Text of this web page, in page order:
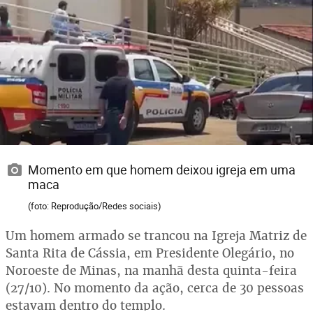
Momento em que homem deixou igreja em uma
maca
(foto: Reprodução/Redes sociais)
Um homem armado se trancou na Igreja Matriz de
Santa Rita de Cássia, em Presidente Olegário, no
Noroeste de Minas, na manhã desta quinta-feira
(27/10). No momento da ação, cerca de 30 pessoas
estavam dentro do templo.